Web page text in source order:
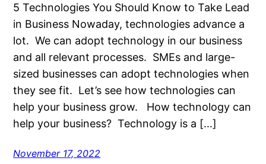
5 Technologies You Should Know to Take Lead
in Business Nowaday, technologies advance a
lot. We can adopt technology in our business
and all relevant processes. SMEs and large-
sized businesses can adopt technologies when
they see fit. Let’s see how technologies can
help your business grow. How technology can
help your business? Technology is a […]
November 17, 2022